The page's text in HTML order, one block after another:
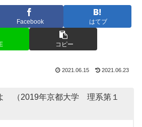
Facebook はてブ
コピー
2021.06.15 2021.06.23
（2019年京都大学 理系第１